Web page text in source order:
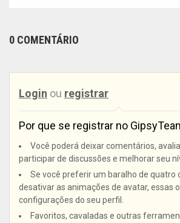
0 COMENTÁRIO
Login ou registrar
Por que se registrar no
Você poderá deixar comentários,
participar de discussões e melhorar seu
Se você preferir um baralho de quatro
desativar as animações de avatar, essas
configurações do seu perfil.
Favoritos, cavaladas e outras